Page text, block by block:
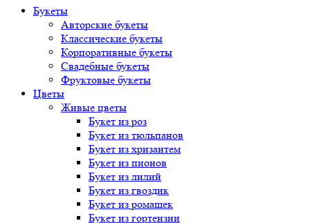
Букеты
Авторские букеты
Классические букеты
Корпоративные букеты
Свадебные букеты
Фруктовые букеты
Цветы
Живые цветы
Букет из роз
Букет из тюльпанов
Букет из хризантем
Букет из пионов
Букет из лилий
Букет из гвоздик
Букет из ромашек
Букет из гортензии